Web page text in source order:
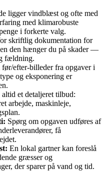
ligger vindblæst og ofte med
med klimarobuste
i forkerte valg.
skriftlig dokumentation for
den hænger du på skader —
fældning.
efter‑billeder fra opgaver i
og eksponering er
altid et detaljeret tilbud:
arbejde, maskinleje,
Spørg om opgaven udføres af
få
En lokal gartner kan foreslå
græsser og
der sparer på vand og tid.